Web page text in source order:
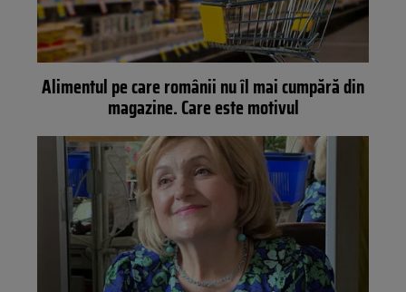
Alimentul pe care românii nu îl mai cumpără din
magazine. Care este motivul